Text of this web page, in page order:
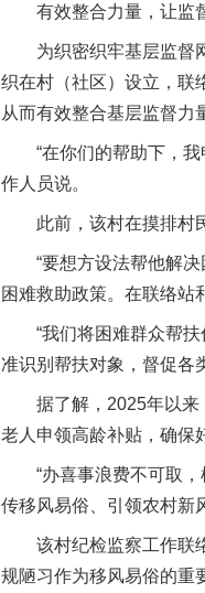
有效整合力量，让监督
为织密织牢基层监督网
织在村（社区）设立，联
从而有效整合基层监督力
“在你们的帮助下，我
作人员说。
此前，该村在摸排村民
“要想方设法帮他解决
困难救助政策。在联络站
“我们将困难群众帮扶
准识别帮扶对象，督促各
据了解，2025年以来，
老人申领高龄补贴，确保
“办喜事浪费不可取，
传移风易俗、引领农村新
该村纪检监察工作联络
规陋习作为移风易俗的重